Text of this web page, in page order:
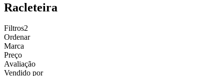
Racleteira
Filtros2
Ordenar
Marca
Preço
Avaliação
Vendido por